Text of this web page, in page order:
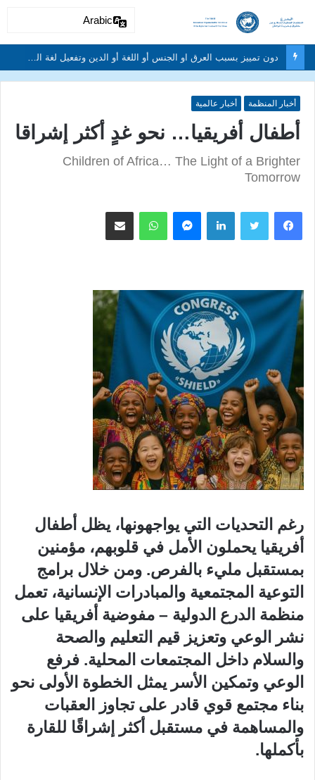
دون تمييز بسبب العرق او الجنس أو اللغة أو الدين وتفعيل لغة الحوار والتعايش السلمي ونبذ العنف والتطرف والتمييز العنصري
أخبار المنظمة أخبار عالمية
أطفال أفريقيا… نحو غدٍ أكثر إشراقا
Children of Africa… The Light of a Brighter
Tomorrow
لينكدإن ماسنجر واتساب مشاركة عبر البريد
رغم التحديات التي يواجهونها، يظل أطفال
أفريقيا يحملون الأمل في قلوبهم، مؤمنين
بمستقبل مليء بالفرص. ومن خلال برامج
التوعية المجتمعية والمبادرات الإنسانية، تعمل
منظمة الدرع الدولية – مفوضية أفريقيا على
نشر الوعي وتعزيز قيم التعليم والصحة
والسلام داخل المجتمعات المحلية. فرفع
الوعي وتمكين الأسر يمثل الخطوة الأولى نحو
بناء مجتمع قوي قادر على تجاوز العقبات
والمساهمة في مستقبل أكثر إشراقًا للقارة
بأكملها.
Arabic